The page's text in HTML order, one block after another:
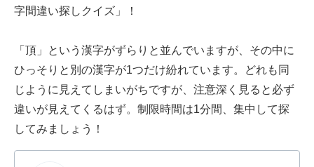
字間違い探しクイズ」！
「頂」という漢字がずらりと並んでいますが、その中に
ひっそりと別の漢字が1つだけ紛れています。どれも同
じように見えてしまいがちですが、注意深く見ると必ず
違いが見えてくるはず。制限時間は1分間、集中して探
してみましょう！